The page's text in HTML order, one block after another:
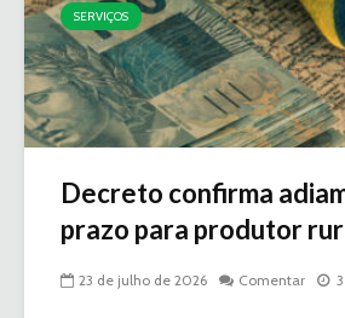
SERVIÇOS
Decreto confirma
prazo para produtor
23 de julho de 2026 Comentar